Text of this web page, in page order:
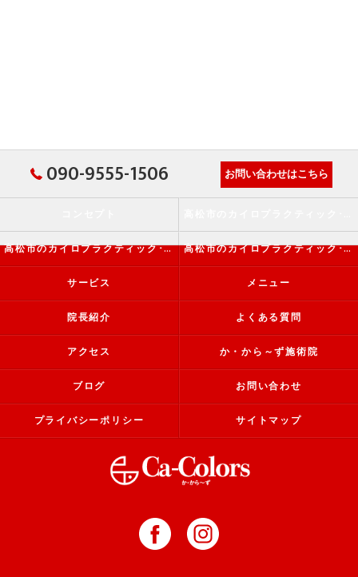
090-9555-1506 お問い合わせはこちら
高松市のカイロプラクティック･か・から～ず施術院の評判 高松市のカイロプラクティック･か・から～ず施術院のお客様の声
サービス メニュー
院長紹介 よくある質問
アクセス か・から～ず施術院
ブログ お問い合わせ
プライバシーポリシー サイトマップ